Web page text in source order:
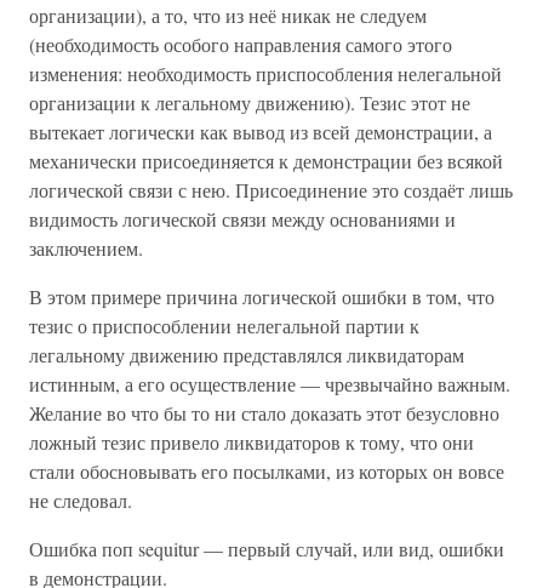
организации), а то, что из неё никак не следуем
(необходимость особого направления самого этого
изменения: необходимость приспособления нелегальной
организации к легальному движению). Тезис этот не
вытекает логически как вывод из всей демонстрации, а
механически присоединяется к демонстрации без всякой
логической связи с нею. Присоединение это создаёт лишь
видимость логической связи между основаниями и
заключением.
В этом примере причина логической ошибки в том, что
тезис о приспособлении нелегальной партии к
легальному движению представлялся ликвидаторам
истинным, а его осуществление — чрезвычайно важным.
Желание во что бы то ни стало доказать этот безусловно
ложный тезис привело ликвидаторов к тому, что они
стали обосновывать его посылками, из которых он вовсе
не следовал.
Ошибка поп sequitur — первый случай, или вид, ошибки
в демонстрации.